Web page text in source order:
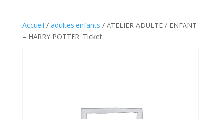
Accueil / adultes enfants / ATELIER ADULTE / ENFANT
– HARRY POTTER: Ticket